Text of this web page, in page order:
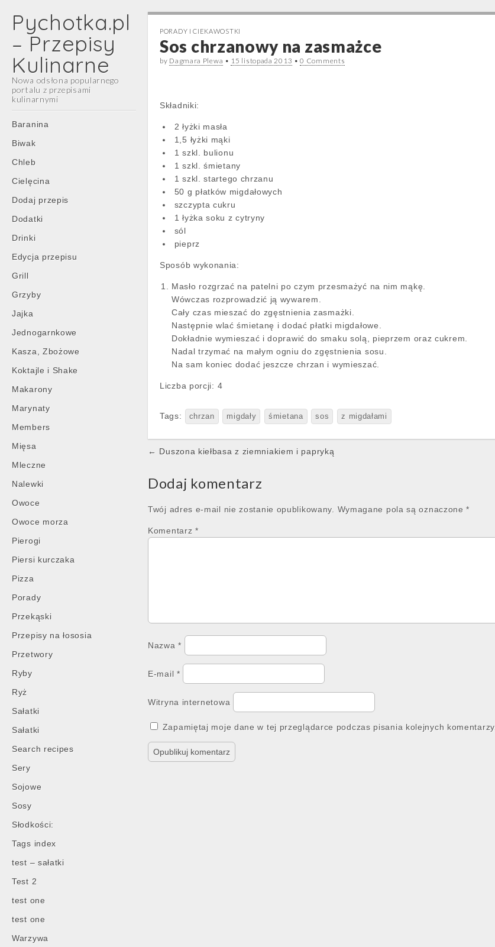
Pychotka.pl
– Przepisy
Kulinarne
Nowa odsłona popularnego
portalu z przepisami
kulinarnymi
Main
menu
Skip
content
Baranina
Biwak
Chleb
Cielęcina
Dodaj przepis
Dodatki
Drinki
Edycja przepisu
Grill
Grzyby
Jajka
Jednogarnkowe
Kasza, Zbożowe
Koktajle i Shake
Makarony
Marynaty
Members
Mięsa
Mleczne
Nalewki
Owoce
Owoce morza
Pierogi
Piersi kurczaka
Pizza
Porady
Przekąski
Przepisy na łososia
Przetwory
Ryby
Ryż
Sałatki
Sałatki
Search recipes
Sery
Sojowe
Sosy
Słodkości:
Tags index
test – sałatki
Test 2
test one
test one
Warzywa
PORADY I CIEKAWOSTKI
Sos chrzanowy na zasmażce
by Dagmara Plewa • 15 listopada 2013 •0 Comments
Składniki:
2 łyżki masła
1,5 łyżki mąki
1 szkl. bulionu
1 szkl. śmietany
1 szkl. startego chrzanu
50 g płatków migdałowych
szczypta cukru
1 łyżka soku z cytryny
sól
pieprz
Sposób wykonania:
Masło rozgrzać na patelni po czym przesmażyć na nim mąkę.
Wówczas rozprowadzić ją wywarem.
Cały czas mieszać do zgęstnienia zasmażki.
Następnie wlać śmietanę i dodać płatki migdałowe.
Dokładnie wymieszać i doprawić do smaku solą, pieprzem oraz cukrem.
Nadal trzymać na małym ogniu do zgęstnienia sosu.
Na sam koniec dodać jeszcze chrzan i wymieszać.
Liczba porcji: 4
Tags: chrzan migdały śmietana sos z migdałami
Post
← Duszona kiełbasa z ziemniakiem i papryką
Dodaj komentarz
Twój adres e-mail nie zostanie opublikowany. Wymagane pola są oznaczone*
Komentarz *
Nazwa*
E-mail *
Witryna internetowa
Zapamiętaj moje dane w tej przeglądarce podczas pisania kolejnych komentarzy.